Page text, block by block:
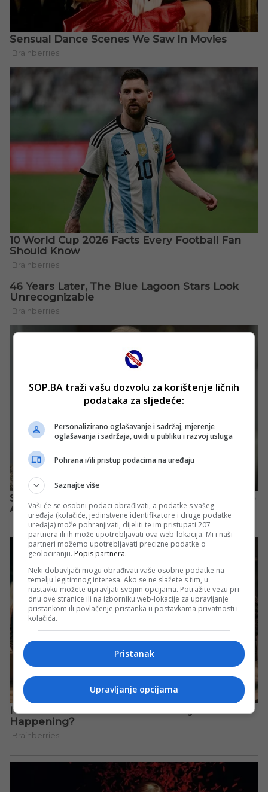
SOP.BA traži vašu dozvolu za korištenje ličnih
podataka za sljedeće:
Personalizirano oglašavanje i sadržaj, mjerenje
oglašavanja i sadržaja, uvidi u publiku i razvoj usluga
Pohrana i/ili pristup podacima na uređaju
Saznajte više
Vaši će se osobni podaci obrađivati, a podatke s vašeg
uređaja (kolačiće, jedinstvene identifikatore i druge podatke
uređaja) može pohranjivati, dijeliti te im pristupati 207
partnera ili ih može upotrebljavati ova web-lokacija. Mi i naši
partneri možemo upotrebljavati precizne podatke o
geolociranju. Popis partnera.
Neki dobavljači mogu obrađivati vaše osobne podatke na
temelju legitimnog interesa. Ako se ne slažete s tim, u
nastavku možete upravljati svojim opcijama. Potražite vezu pri
dnu ove stranice ili na izborniku web-lokacije za upravljanje
pristankom ili povlačenje pristanka u postavkama privatnosti i
kolačića.
Pristanak
Upravljanje opcijama